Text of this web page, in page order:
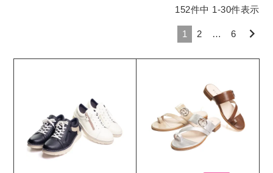
152件中 1-30件表示
1 2 … 6